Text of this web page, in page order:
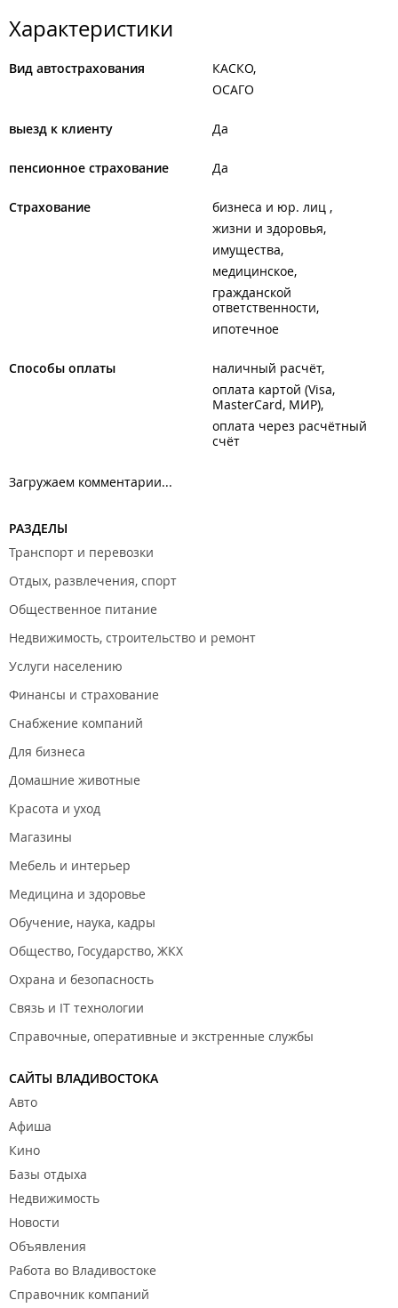
Характеристики
Вид автострахования
КАСКО
ОСАГО
выезд к клиенту Да
пенсионное страхование Да
Страхование
бизнеса и юр. лиц
жизни и здоровья
имущества
медицинское
гражданской
ответственности
ипотечное
Способы оплаты
наличный расчёт
оплата картой (Visa,
MasterCard, МИР)
оплата через расчётный
счёт
Загружаем комментарии...
РАЗДЕЛЫ
Транспорт и перевозки
Отдых, развлечения, спорт
Общественное питание
Недвижимость, строительство и ремонт
Услуги населению
Финансы и страхование
Снабжение компаний
Для бизнеса
Домашние животные
Красота и уход
Магазины
Мебель и интерьер
Медицина и здоровье
Обучение, наука, кадры
Общество, Государство, ЖКХ
Охрана и безопасность
Связь и IT технологии
Справочные, оперативные и экстренные службы
САЙТЫ ВЛАДИВОСТОКА
Авто
Афиша
Кино
Базы отдыха
Недвижимость
Новости
Объявления
Работа во Владивостоке
Справочник компаний